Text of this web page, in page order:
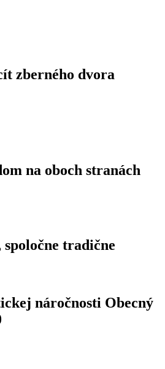
zberného dvora
na oboch stranách
tradične
náročnosti Obecný